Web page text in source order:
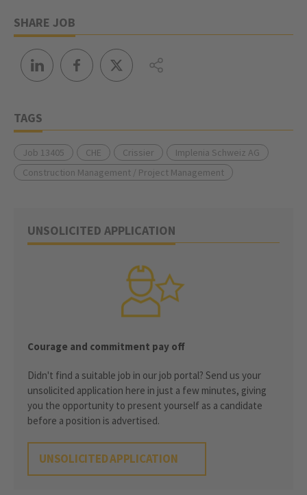
SHARE JOB
TAGS
Job 13405 CHE Crissier
Implenia Schweiz AG
Construction Management / Project Management
UNSOLICITED APPLICATION
Courage and commitment pay off
Didn't find a suitable job in our job portal? Send us your
unsolicited application here in just a few minutes, giving
you the opportunity to present yourself as a candidate
before a position is advertised.
UNSOLICITED APPLICATION